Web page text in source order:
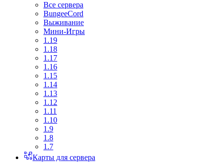
Все сервера
BungeeCord
Выживание
Мини-Игры
1.19
1.18
1.17
1.16
1.15
1.14
1.13
1.12
1.11
1.10
1.9
1.8
1.7
Карты для сервера